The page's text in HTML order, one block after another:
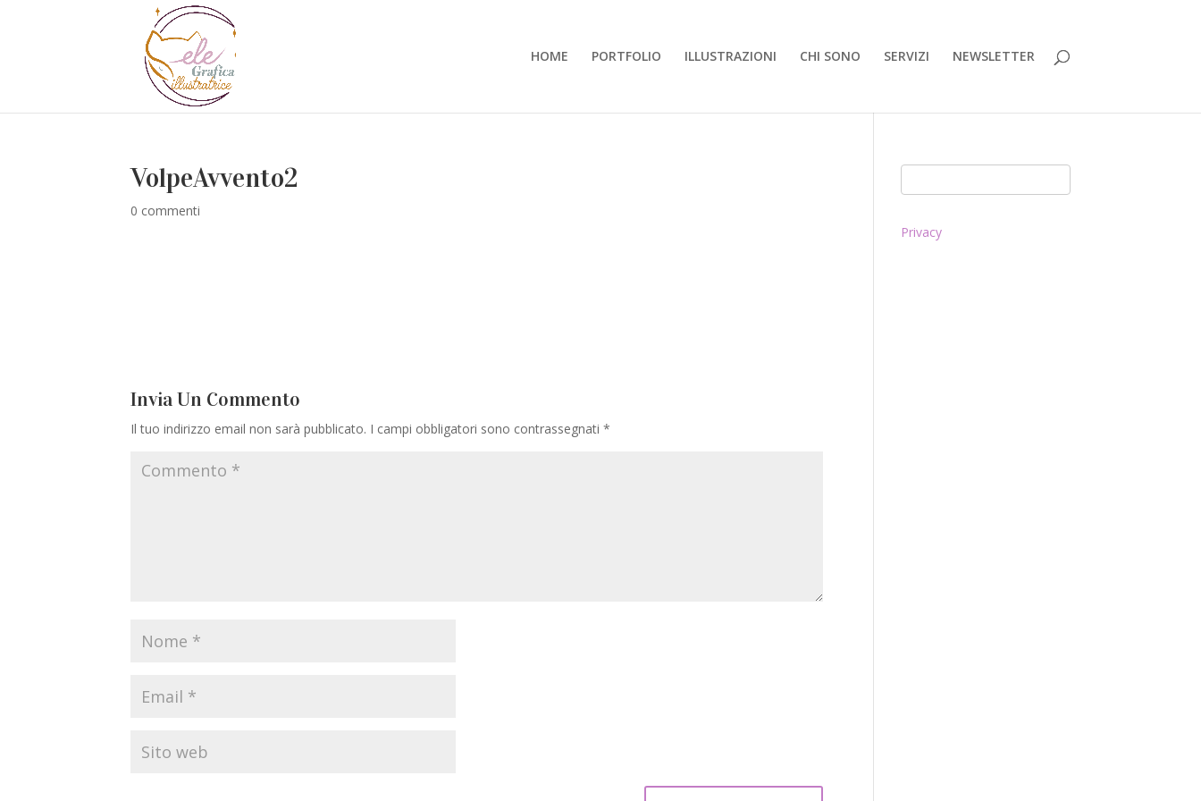
HOME PORTFOLIO ILLUSTRAZIONI CHI SONO SERVIZI NEWSLETTER
VolpeAvvento2
0 commenti
Invia Un Commento
Il tuo indirizzo email non sarà pubblicato. I campi obbligatori sono contrassegnati *
Privacy